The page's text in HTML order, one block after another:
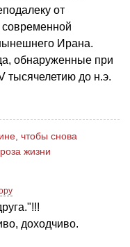
от
Ирана.
обнаруженные при
тысячелетию до н.э.
чтобы снова
жизни
доходчиво.